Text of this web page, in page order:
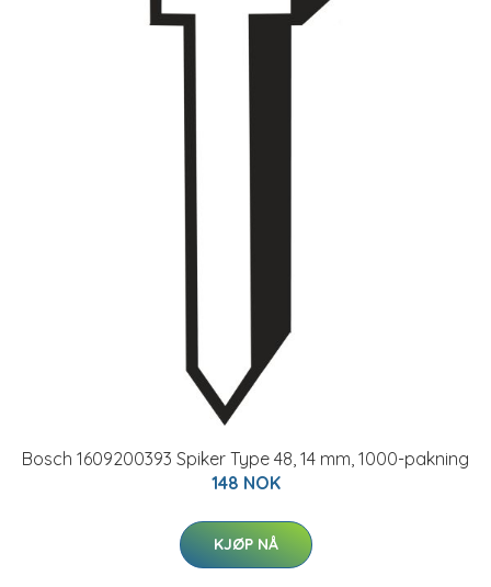
Bosch 1609200393 Spiker Type 48, 14 mm, 1000-pakning
148 NOK
KJØP NÅ